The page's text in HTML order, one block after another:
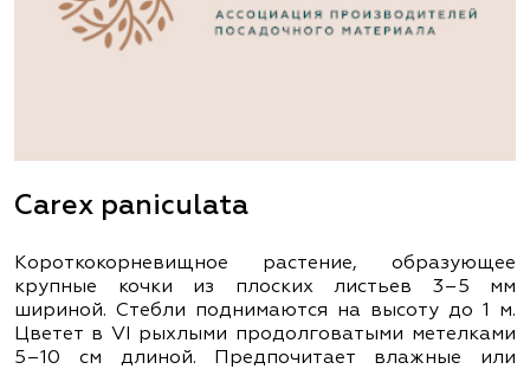
Carex paniculata
Короткокорневищное растение, образующее
крупные кочки из плоских листьев 3–5 мм
шириной. Стебли поднимаются на высоту до 1 м.
Цветет в VІ рыхлыми продолговатыми метелками
5–10 см длиной. Предпочитает влажные или